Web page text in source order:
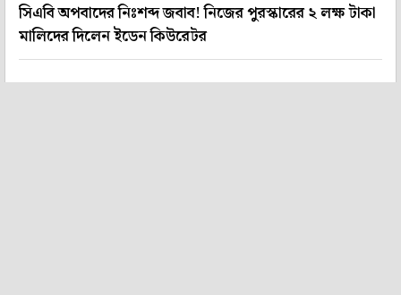
সিএবি অপবাদের নিঃশব্দ জবাব! নিজের পুরস্কারের ২ লক্ষ টাকা
মালিদের দিলেন ইডেন কিউরেটর